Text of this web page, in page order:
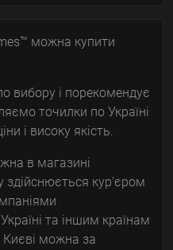
можна купити
вибору і порекомендує
точилки по Україні
і високу якість.
в магазині
здійснюється кур'єром
та іншим країнам
Києві можна за